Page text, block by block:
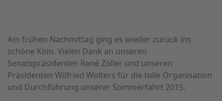
Am frühen Nachmittag ging es wieder zurück ins
schöne Köln. Vielen Dank an unseren
Senatspräsidenten René Zöller und unseren
Präsidenten Wilfried Wolters für die tolle Organisation
und Durchführung unserer Sommerfahrt 2015.